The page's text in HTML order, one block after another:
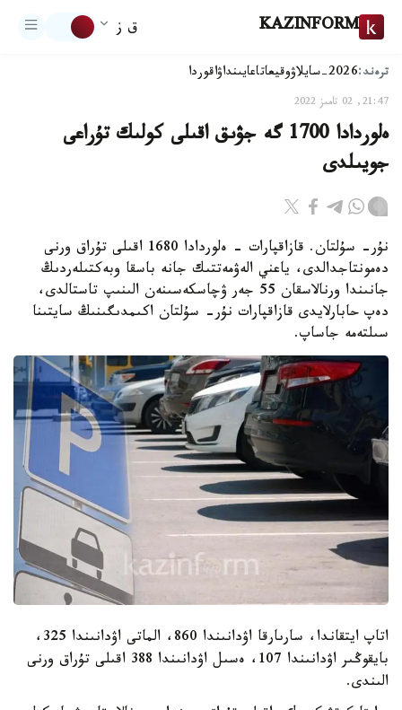
KAZINFORM ق ز
ترەند:2026-سايلاۋ وقيعاتاعايىنداۋاقوردا
21:47, 02 تامىز 2022
ەلوردادا 1700 گە جۋىق اقىلى كولىك تۇراعى
جويىلدى
نۇر- سۇلتان. قازاقپارات - ەلوردادا 1680 اقىلى تۇراق ورنى
دەمونتاجدالدى، ياعني الەۋمەتتىك جانە باسقا وبەكتىلەردىڭ
جانىندا ورنالاسقان 55 جەر ۋچاسكەسىنەن الىنىپ تاستالدى،
دەپ حابارلايدى قازاقپارات نۇر- سۇلتان اكىمدىگىنىڭ سايتىنا
سىلتەمە جاساپ.
اتاپ ايتقاندا، سارىارقا اۋدانىندا 860، الماتى اۋدانىندا 325،
بايقوڭىر اۋدانىندا 107، ەسىل اۋدانىندا 388 اقىلى تۇراق ورنى
الىندى.